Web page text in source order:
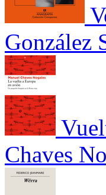
González
Chaves